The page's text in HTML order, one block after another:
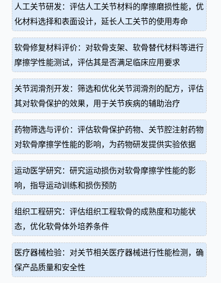
人工关节研发：评估人工关节材料的摩擦磨损性能，优
化材料选择和表面设计，延长人工关节的使用寿命
软骨修复材料评价：对软骨支架、软骨替代材料等进行
摩擦学性能测试，评估其是否满足临床应用要求
关节润滑剂开发：筛选和优化关节润滑剂的配方，评估
其对软骨保护的效果，用于关节疾病的辅助治疗
药物筛选与评价：评估软骨保护药物、关节腔注射药物
对软骨摩擦学性能的影响，为药物研发提供实验依据
运动医学研究：研究运动损伤对软骨摩擦学性能的影
响，指导运动训练和损伤预防
组织工程研究：评估组织工程软骨的成熟度和功能状
态，优化软骨体外培养条件
医疗器械检验：对关节相关医疗器械进行性能检测，确
保产品质量和安全性